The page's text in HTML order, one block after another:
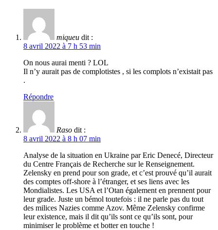
miqueu dit :
8 avril 2022 à 7 h 53 min
On nous aurai menti ? LOL
Il n’y aurait pas de complotistes , si les complots n’existait pas
.
Répondre
Raso dit :
8 avril 2022 à 8 h 07 min
Analyse de la situation en Ukraine par Eric Denecé, Directeur
du Centre Français de Recherche sur le Renseignement.
Zelensky en prend pour son grade, et c’est prouvé qu’il aurait
des comptes off-shore à l’étranger, et ses liens avec les
Mondialistes. Les USA et l’Otan également en prennent pour
leur grade. Juste un bémol toutefois : il ne parle pas du tout
des milices Nazies comme Azov. Même Zelensky confirme
leur existence, mais il dit qu’ils sont ce qu’ils sont, pour
minimiser le problème et botter en touche !